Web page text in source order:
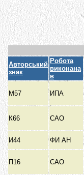
Авторський
знак
Робота
виконана
в
М57 ИПА
К66 САО
И44
ФИ АН
П16 САО